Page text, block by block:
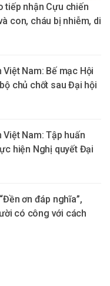
tiếp nhận Cựu chiến
con, cháu bị nhiễm, di
Nam: Bế mạc Hội
chủ chốt sau Đại hội
Nam: Tập huấn
hiện Nghị quyết Đại
ơn đáp nghĩa”,
có công với cách